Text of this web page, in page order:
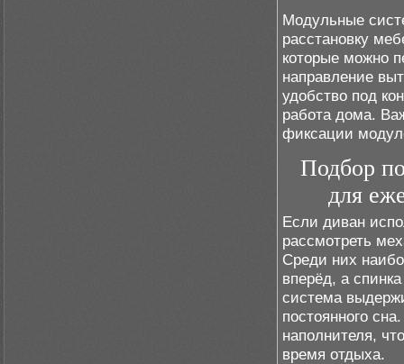
Модульные
расстановку
которые можно
направление
удобство под
работа дома.
фиксации
Подбор
для
Если диван
рассмотреть
Среди них
вперёд, а
система
постоянного
наполнителя,
время отдыха.